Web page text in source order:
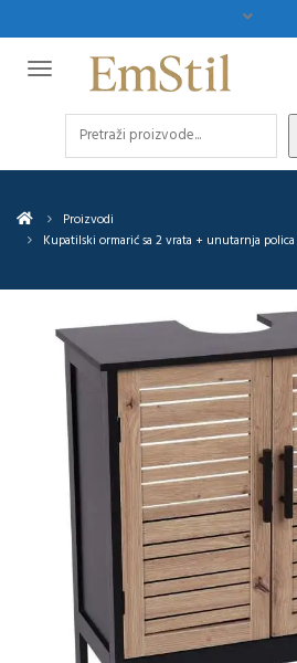
Proizvodi
Kupatilski ormarić sa 2 vrata + unutarnja